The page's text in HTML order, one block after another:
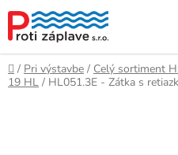
obsah
Domov
/ Pri výstavbe / Celý sortiment
19 HL / HL051.3E - Zátka s